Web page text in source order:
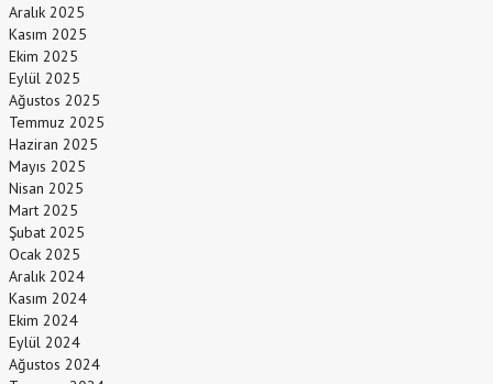
Aralık 2025
Kasım 2025
Ekim 2025
Eylül 2025
Ağustos 2025
Temmuz 2025
Haziran 2025
Mayıs 2025
Nisan 2025
Mart 2025
Şubat 2025
Ocak 2025
Aralık 2024
Kasım 2024
Ekim 2024
Eylül 2024
Ağustos 2024